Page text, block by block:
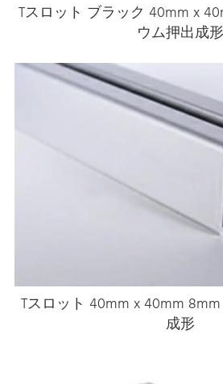
Tスロット ブラック 40mm x
ウム押出成形
Tスロット 40mm x 40mm
成形